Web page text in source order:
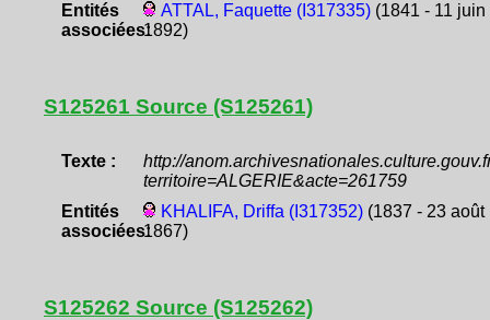
Entités
associées:
ATTAL, Faquette (I317335)(1841 - 11 juin
1892)
S125261 Source (S125261)
Texte :
http://
territoire=ALGERIE&acte=261759
Entités
associées:
KHALIFA, Driffa (I317352)(1837 - 23 août
1867)
S125262 Source (S125262)